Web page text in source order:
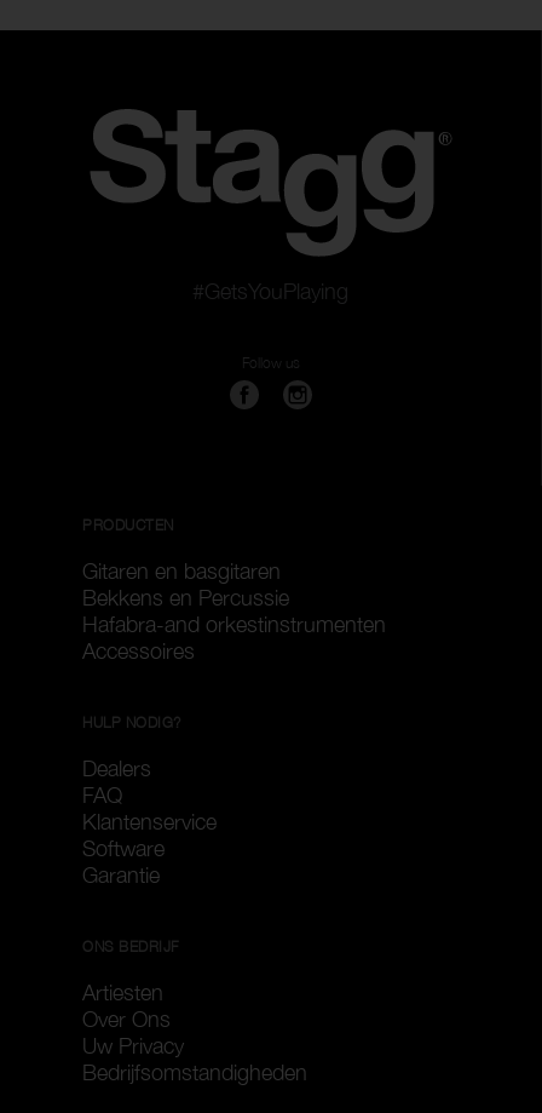
#GetsYouPlaying
Follow us
PRODUCTEN
Gitaren en basgitaren
Bekkens en Percussie
Hafabra-and orkestinstrumenten
Accessoires
HULP NODIG?
Dealers
FAQ
Klantenservice
Software
Garantie
ONS BEDRIJF
Artiesten
Over Ons
Uw Privacy
Bedrijfsomstandigheden